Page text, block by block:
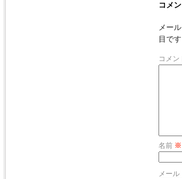
コメ
メー
目です
コメン
名前 ※
メール